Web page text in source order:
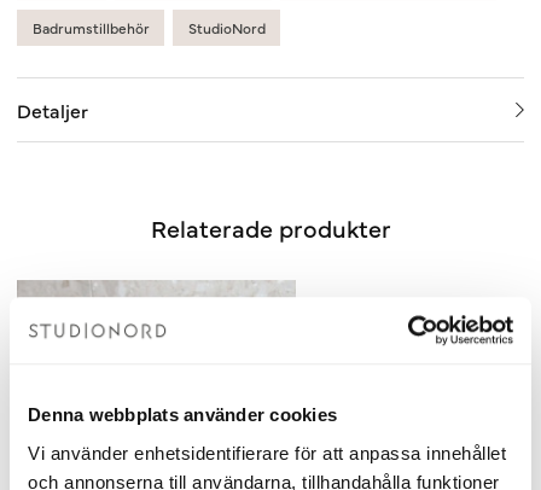
Denna webbplats använder cookies
Vi använder enhetsidentifierare för att anpassa innehållet
och annonserna till användarna, tillhandahålla funktioner
Badrumstillbehör StudioNord
Detaljer
Relaterade produkter